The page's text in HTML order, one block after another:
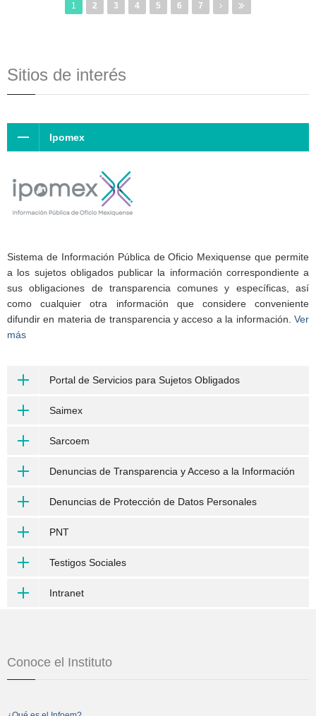
1 2 3 4 5 6 7
Sitios de interés
Ipomex
Sistema de Información Pública de Oficio Mexiquense que permite
a los sujetos obligados publicar la información correspondiente a
sus obligaciones de transparencia comunes y específicas, así
como cualquier otra información que considere conveniente
difundir en materia de transparencia y acceso a la información. Ver
más
Portal de Servicios para Sujetos Obligados
Saimex
Sarcoem
Denuncias de Transparencia y Acceso a la Información
Denuncias de Protección de Datos Personales
PNT
Testigos Sociales
Intranet
Conoce el Instituto